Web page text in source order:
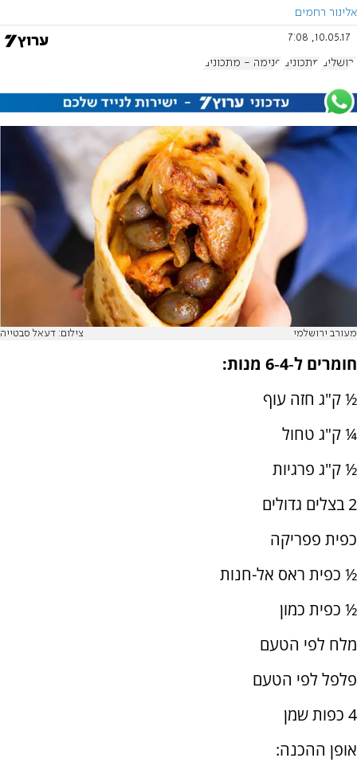
אלינור רחמים
10.05.17, 7:08
ירושלים מתכונים פנימה - מתכונים
מעורב ירושלמי צילום: דעאל סבטייה
חומרים ל‑4‑6 מנות:
½ ק"ג חזה עוף
¼ ק"ג טחול
½ ק"ג פרגיות
2 בצלים גדולים
כפית פפריקה
½ כפית ראס אל-חנות
½ כפית כמון
מלח לפי הטעם
פלפל לפי הטעם
4 כפות שמן
אופן ההכנה: